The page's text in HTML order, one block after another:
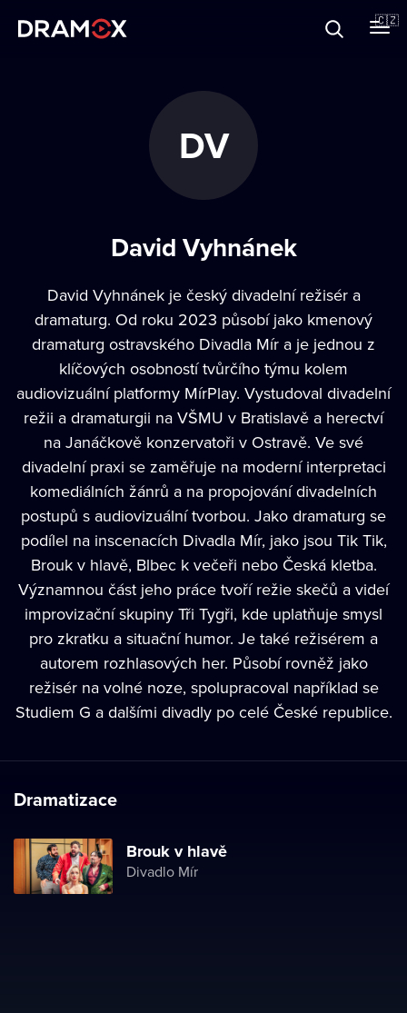
🇨🇿
DV
David Vyhnánek
David Vyhnánek je český divadelní režisér a
dramaturg. Od roku 2023 působí jako kmenový
dramaturg ostravského Divadla Mír a je jednou z
klíčových osobností tvůrčího týmu kolem
audiovizuální platformy MírPlay. Vystudoval divadelní
režii a dramaturgii na VŠMU v Bratislavě a herectví
na Janáčkově konzervatoři v Ostravě. Ve své
divadelní praxi se zaměřuje na moderní interpretaci
komediálních žánrů a na propojování divadelních
postupů s audiovizuální tvorbou. Jako dramaturg se
podílel na inscenacích Divadla Mír, jako jsou Tik Tik,
Brouk v hlavě, Blbec k večeři nebo Česká kletba.
Významnou část jeho práce tvoří režie skečů a videí
improvizační skupiny Tři Tygři, kde uplatňuje smysl
pro zkratku a situační humor. Je také režisérem a
autorem rozhlasových her. Působí rovněž jako
režisér na volné noze, spolupracoval například se
Studiem G a dalšími divadly po celé České republice.
Dramatizace
Brouk v hlavě
Divadlo Mír